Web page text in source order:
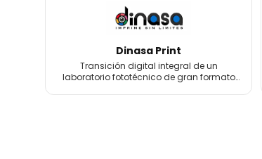
Dinasa Print
Transición digital integral de un
laboratorio fototécnico de gran formato